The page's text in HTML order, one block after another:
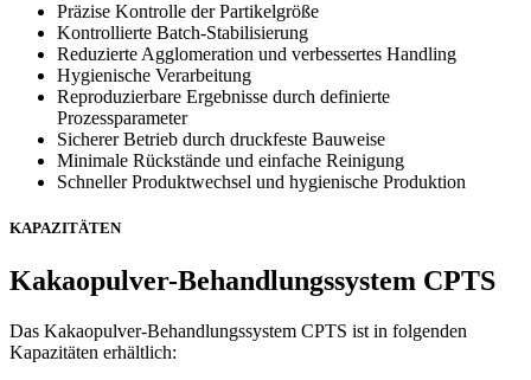
Präzise Kontrolle der Partikelgröße
Kontrollierte Batch-Stabilisierung
Reduzierte Agglomeration und verbessertes Handling
Hygienische Verarbeitung
Reproduzierbare Ergebnisse durch definierte
Prozessparameter
Sicherer Betrieb durch druckfeste Bauweise
Minimale Rückstände und einfache Reinigung
Schneller Produktwechsel und hygienische Produktion
KAPAZITÄTEN
Kakaopulver-Behandlungssystem CPTS
Das Kakaopulver-Behandlungssystem CPTS ist in folgenden
Kapazitäten erhältlich: